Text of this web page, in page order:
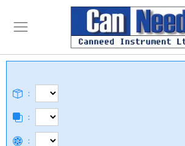
：
：
：